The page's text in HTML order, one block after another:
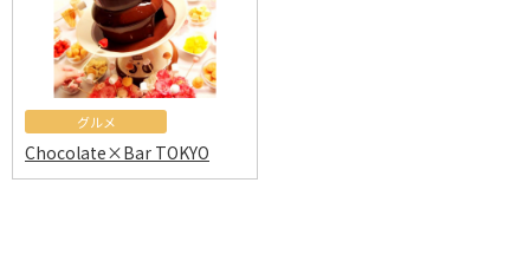
グルメ
Chocolate×Bar TOKYO